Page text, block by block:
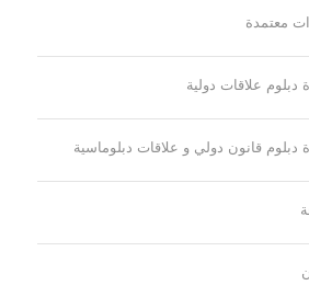
معتمدة
دبلوم علاقات دولية
دبلوم قانون دولي و علاقات دبلوماسية